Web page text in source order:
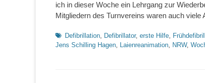
ich in dieser Woche ein Lehrgang zur
Mitgliedern des Turnvereins waren auch viele
Schlagworte
Defibrillation, Defibrillator, erste Hilfe,
Jens Schilling Hagen, Laienreanimation, NRW,